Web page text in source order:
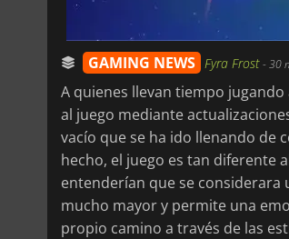
GAMING NEWS Fyra Frost-30
A quienes llevan tiempo jugando
al juego mediante
vacío que se ha ido llenando de
hecho, el juego es tan diferente
entenderían que se considerara
mucho mayor y permite una
propio camino a través de las